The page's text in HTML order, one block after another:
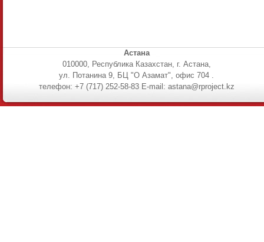
Астана
010000, Республика Казахстан, г. Астана,
ул. Потанина 9, БЦ "О Азамат", офис 704 .
телефон: +7 (717) 252-58-83 E-mail: astana@rproject.kz